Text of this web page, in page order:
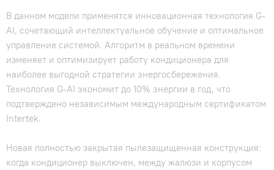
В данном модели применятся инновационная технология G-
AI, сочетающий интеллектуальное обучение и оптимальное
управление системой. Алгоритм в реальном времени
изменяет и оптимизирует работу кондиционера для
наиболее выгодной стратегии энергосбережения.
Технология G-AI экономит до 10% энергии в год, что
подтверждено независимым международным сертификатом
Intertek.
Новая полностью закрытая пылезащищенная конструкция:
когда кондиционер выключен, между жалюзи и корпусом